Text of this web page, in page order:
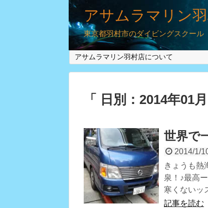
アサムラマリン
東京都羽村市のダイビングスクール
アサムラマリン羽村店について
「 日別：2014年01
世界で
2014/1/
きょうも熱
泉！♪最高
寒くないッ
記事を読む